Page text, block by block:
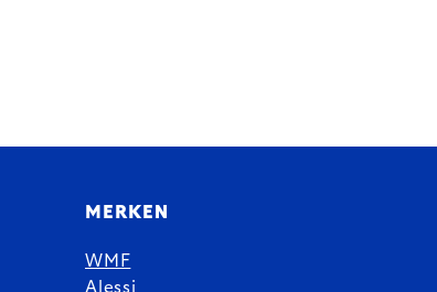
MERKEN
WMF
Alessi